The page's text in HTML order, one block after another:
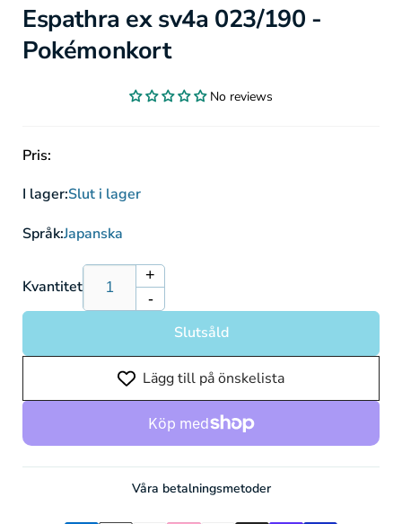
Espathra ex sv4a 023/190 -
Pokémonkort
No reviews
Pris:
I lager:Slut i lager
Språk:Japanska
Kvantitet
Öka
kvantitet
Espathra
ex
sv4a
023/190
-
Pokémonkort
+
Minska
kvantitet
Espathra
ex
sv4a
023/190
-
Slutsåld
Lägg till på önskelista
Våra betalningsmetoder